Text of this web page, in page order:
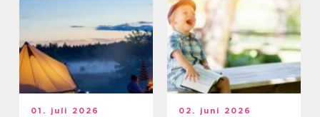
01. juli 2026 02. juni 2026